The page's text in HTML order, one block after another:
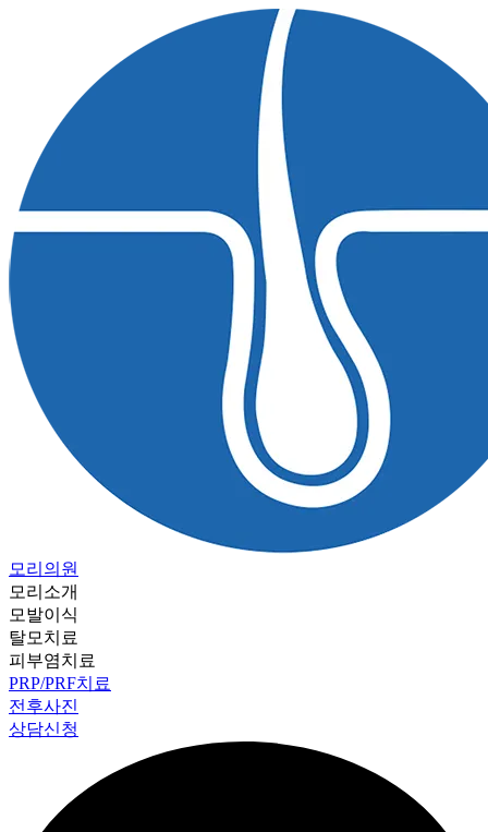
모리의원
모리소개
모발이식
탈모치료
피부염치료
PRP/PRF치료
전후사진
상담신청